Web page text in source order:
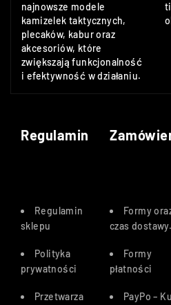
najnowsze modele
kamizelek taktycznych,
plecaków, kabur oraz
akcesoriów, które
zwiększają funkcjonalność
i efektywność w działaniu.
Regulamin
Regulamin
sklepu
Polityka
prywatności
Przetwarza
Formy
czas dostawy.
Formy
płatności
PayPo –